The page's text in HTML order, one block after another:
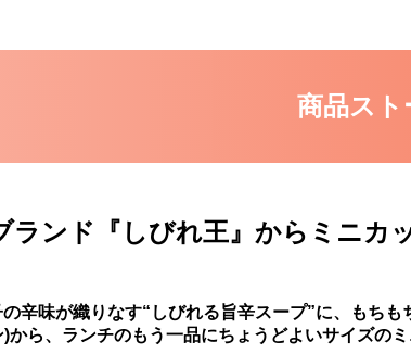
商品スト
ランド『しびれ王』からミニカ
辛味が織りなす“しびれる旨辛スープ”に、もち
から、ランチのもう一品にちょうどよいサイズのミ